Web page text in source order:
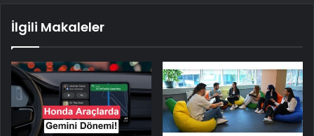
İlgili Makaleler